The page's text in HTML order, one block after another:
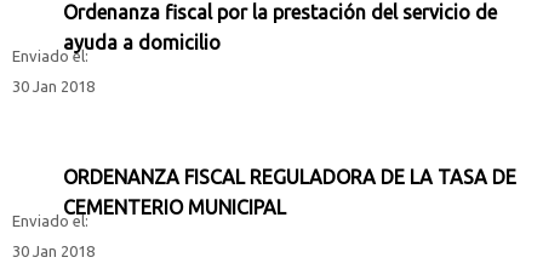
Ordenanza fiscal por la prestación del servicio de
ayuda a domicilio
Enviado el:
30 Jan 2018
ORDENANZA FISCAL REGULADORA DE LA TASA DE
CEMENTERIO MUNICIPAL
Enviado el:
30 Jan 2018